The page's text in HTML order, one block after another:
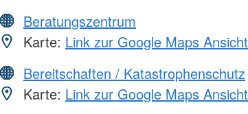
Beratungszentrum
Karte: Link zur Google Maps Ansicht
Bereitschaften / Katastrophenschutz
Karte: Link zur Google Maps Ansicht